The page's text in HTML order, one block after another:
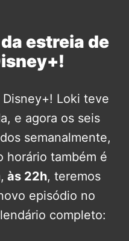
estreia de
Loki teve
e agora os seis
semanalmente,
horário também é
às 22h, teremos
episódio no
completo: